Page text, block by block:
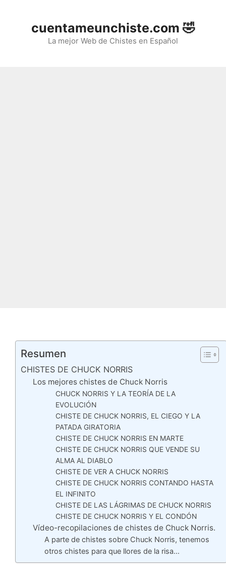
contenidocuentameunchiste.com 🤣
La mejor Web de Chistes en Español
Resumen
CHISTES DE CHUCK NORRIS
Los mejores chistes de Chuck Norris
CHUCK NORRIS Y LA TEORÍA DE LA
EVOLUCIÓN
CHISTE DE CHUCK NORRIS, EL CIEGO Y LA
PATADA GIRATORIA
CHISTE DE CHUCK NORRIS EN MARTE
CHISTE DE CHUCK NORRIS QUE VENDE SU
ALMA AL DIABLO
CHISTE DE VER A CHUCK NORRIS
CHISTE DE CHUCK NORRIS CONTANDO HASTA
EL INFINITO
CHISTE DE LAS LÁGRIMAS DE CHUCK NORRIS
CHISTE DE CHUCK NORRIS Y EL CONDÓN
Vídeo-recopilaciones de chistes de Chuck Norris.
A parte de chistes sobre Chuck Norris, tenemos
otros chistes para que llores de la risa…